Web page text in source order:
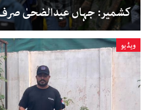
کشمیر: جہاں عیدالضحیٰ صرف
ویڈیو